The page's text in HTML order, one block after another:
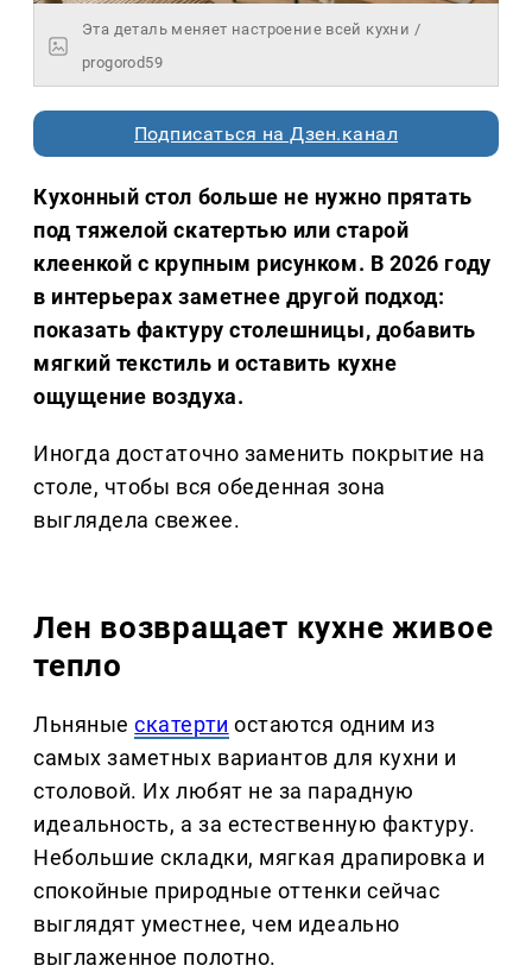
Эта деталь меняет настроение всей кухни /
progorod59
Подписаться на Дзен.канал
Кухонный стол больше не нужно прятать
под тяжелой скатертью или старой
клеенкой с крупным рисунком. В 2026 году
в интерьерах заметнее другой подход:
показать фактуру столешницы, добавить
мягкий текстиль и оставить кухне
ощущение воздуха.
Иногда достаточно заменить покрытие на
столе, чтобы вся обеденная зона
выглядела свежее.
Лен возвращает кухне живое
тепло
Льняныескатерти остаются одним из
самых заметных вариантов для кухни и
столовой. Их любят не за парадную
идеальность, а за естественную фактуру.
Небольшие складки, мягкая драпировка и
спокойные природные оттенки сейчас
выглядят уместнее, чем идеально
выглаженное полотно.